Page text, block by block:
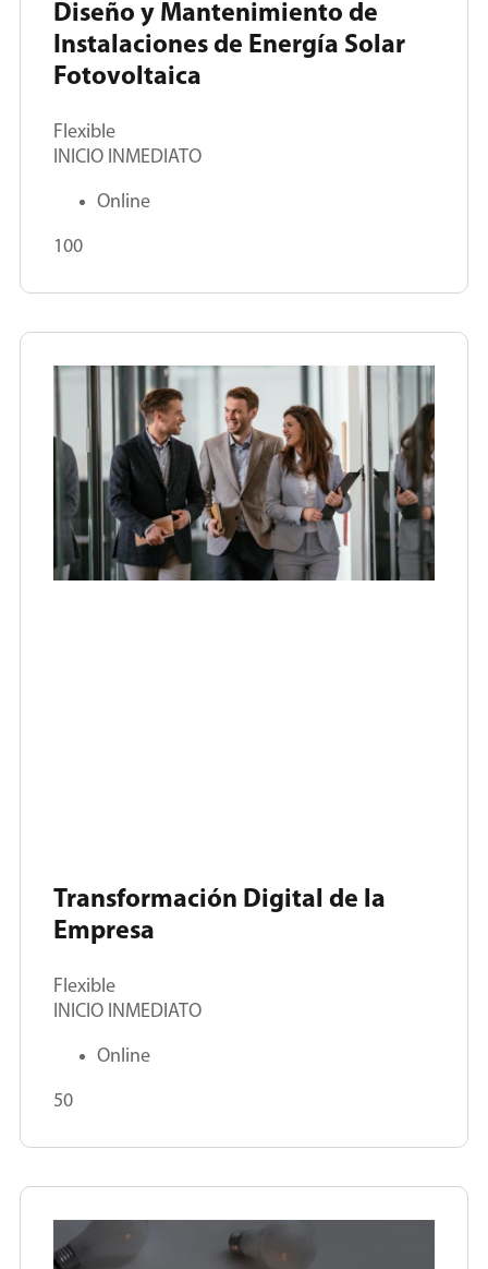
Diseño y Mantenimiento de
Instalaciones de Energía Solar
Fotovoltaica
Flexible
INICIO INMEDIATO
Online
100
Transformación Digital de la
Empresa
Flexible
INICIO INMEDIATO
Online
50